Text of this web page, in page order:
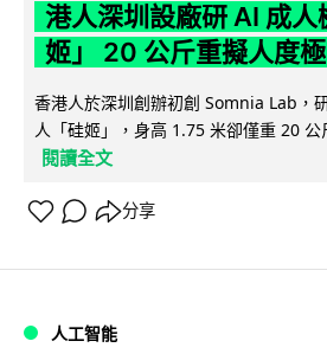
港人深圳設廠研 AI 成人
姬」 20 公斤重擬人度
香港人於深圳創辦初創 Somnia Lab，
人「硅姬」，身高 1.75 米卻僅重 20
閱讀全文
分享
人工智能